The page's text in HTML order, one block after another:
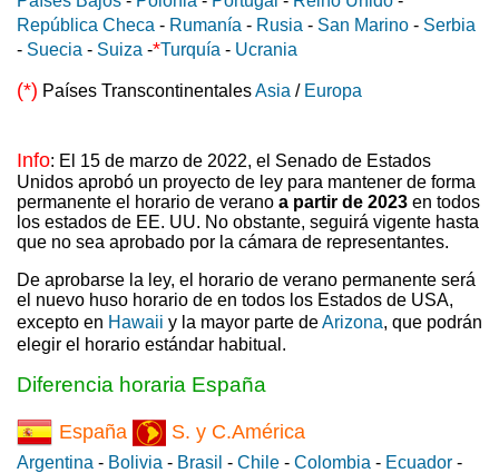
República Checa - Rumanía - Rusia - San Marino - Serbia
- Suecia - Suiza -*Turquía - Ucrania
(*) Países TranscontinentalesAsia / Europa
Info: El 15 de marzo de 2022, el Senado de Estados
Unidos aprobó un proyecto de ley para mantener de forma
permanente el horario de verano a partir de 2023 en todos
los estados de EE. UU. No obstante, seguirá vigente hasta
que no sea aprobado por la cámara de representantes.
De aprobarse la ley, el horario de verano permanente será
el nuevo huso horario de en todos los Estados de USA,
excepto en Hawaii y la mayor parte deArizona, que podrán
elegir el horario estándar habitual.
Diferencia horaria España
España S. y C.América
Argentina - Bolivia - Brasil - Chile - Colombia - Ecuador -